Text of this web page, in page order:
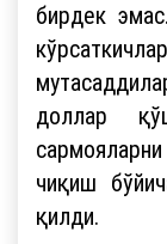
бирдек
доллар
чиқиш
қилди.